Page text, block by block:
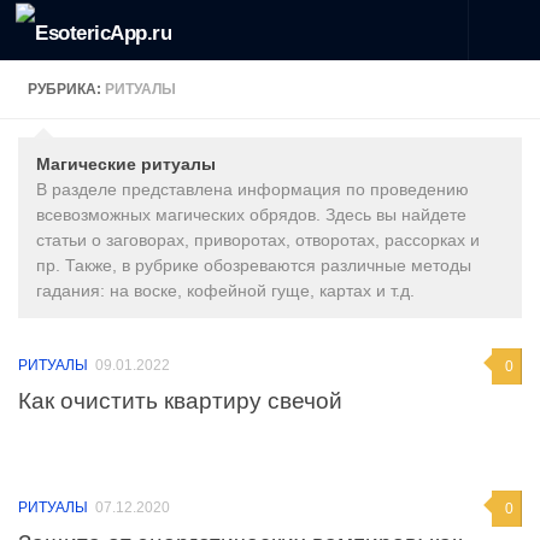
Перейти к содержимому
РУБРИКА: РИТУАЛЫ
Магические ритуалы
В разделе представлена информация по проведению
всевозможных магических обрядов. Здесь вы найдете
статьи о заговорах, приворотах, отворотах, рассорках и
пр. Также, в рубрике обозреваются различные методы
гадания: на воске, кофейной гуще, картах и т.д.
0
РИТУАЛЫ 09.01.2022
Как очистить квартиру свечой
0
РИТУАЛЫ 07.12.2020